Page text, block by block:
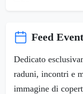
Feed
Dedicato
raduni, incontri e
immagine di